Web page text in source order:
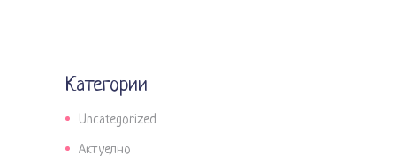
Категории
Uncategorized
Актуелно